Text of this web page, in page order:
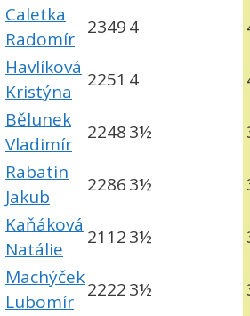
Caletka
Radomír
23494
Havlíková
Kristýna
2251 4
Bělunek
Vladimír
22483½
Rabatin
Jakub
22863½
Kaňáková
Natálie
21123½
Machýček
Lubomír
22223½